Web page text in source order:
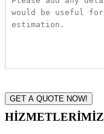
GET A QUOTE NOW!
HİZMETLERİMİZ